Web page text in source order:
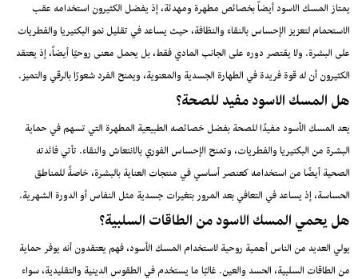
يمتاز المسك الاسود أيضاً بخصائص مطهرة ومهدئة، إذ يفضل الكثيرون استخدامه عقب
الاستحمام لتعزيز الإحساس بالنقاء والنظافة، حيث يساعد في تقليل نمو البكتيريا والفطريات
على البشرة. ولا يقتصر دوره على الجانب المادي فقط، بل يحمل معنى روحيًا أيضاً، إذ يعتقد
الكثيرون أن له قوة فريدة في الطهارة الجسدية والمعنوية، ويمنح الفرد شعورًا بالرقي والتميز.
هل المسك الاسود مفيد للصحة؟
يعد المسك الأسود مفيدًا للصحة بفضل خصائصه الطبيعية المطهرة التي تسهم في حماية
البشرة من البكتيريا والفطريات، وتمنح الإحساس الفوري بالانتعاش والنقاء. تأتي فائدته
الصحية أيضًا من استخدامه كعنصر أساسي في منتجات العناية بالبشرة، خاصةً للمناطق
الحساسة، إذ يساعد في التعافي بعد المرور بتغيرات جسدية مثل النفاس أو الدورة الشهرية.
هل يحمي المسك الاسود من الطاقات السلبية؟
يولي العديد من الناس أهمية روحية لاستخدام المسك الأسود، فهم يعتقدون أنه يوفر حماية
من الطاقات السلبية، الحسد والعين. غالبًا ما يستخدم في الطقوس الدينية والتقليدية، سواء